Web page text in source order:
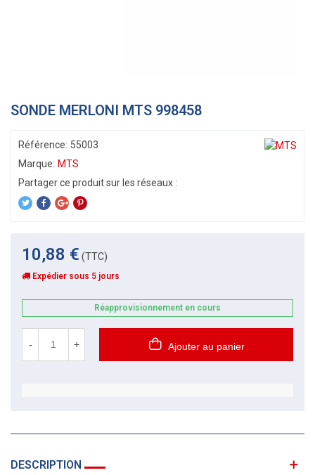
SONDE MERLONI MTS 998458
Référence: 55003
Marque: MTS
10,88 € (TTC)
Expédier sous 5 jours
Réapprovisionnement en cours
- + Ajouter au panier
DESCRIPTION